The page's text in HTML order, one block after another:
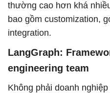
thường cao hơn khá
bao gồm customization,
integration.
LangGraph:
engineering team
Không phải doanh